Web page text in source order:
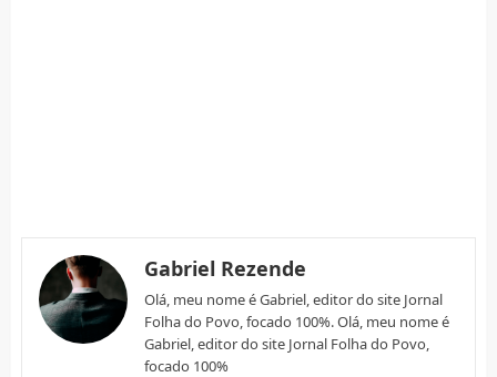
Gabriel Rezende
Olá, meu nome é Gabriel, editor do site Jornal
Folha do Povo, focado 100%. Olá, meu nome é
Gabriel, editor do site Jornal Folha do Povo,
focado 100%